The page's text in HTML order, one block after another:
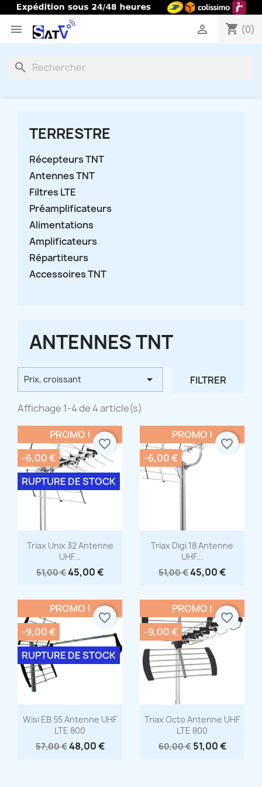
 shopping_cart (0)

search
TERRESTRE
Récepteurs TNT
Antennes TNT
Filtres LTE
Préamplificateurs
Alimentations
Amplificateurs
Répartiteurs
Accessoires TNT
ANTENNES TNT
Prix, croissant  FILTRER
Affichage 1-4 de 4 article(s)
Aperçu rapide
Triax Unix 32 Antenne
UHF...
51,00 €45,00 €
PROMO !
-6,00 €
RUPTURE DE STOCK
favorite_border
Aperçu rapide
Triax Digi 18 Antenne
UHF...
51,00 €45,00 €
PROMO !
-6,00 €
favorite_border
Aperçu rapide
Wisi EB 55 Antenne UHF
LTE 800
57,00 €48,00 €
PROMO !
-9,00 €
RUPTURE DE STOCK
favorite_border
Aperçu rapide
Triax Octo Antenne UHF
LTE 800
60,00 € 51,00 €
PROMO !
-9,00 €
favorite_border